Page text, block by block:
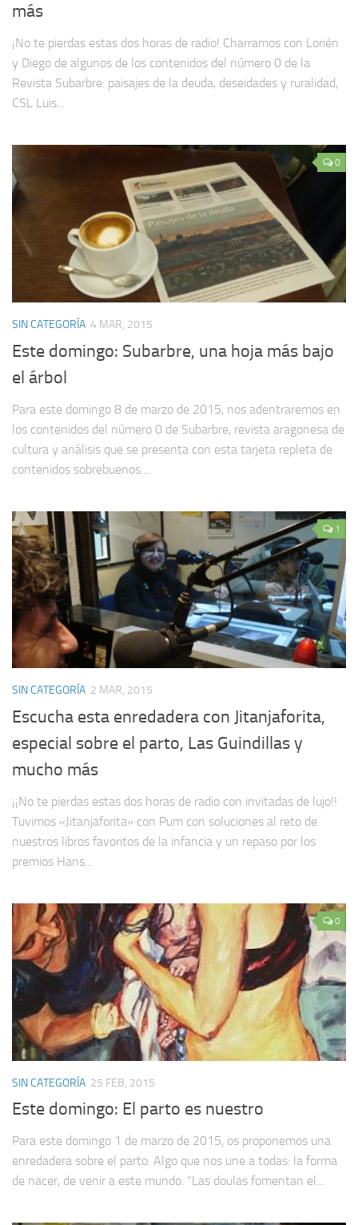
más
¡No te pierdas estas dos horas de radio! Charramos con Lorién
y Diego de algunos de los contenidos del número 0 de la
Revista Subarbre: paisajes de la deuda, deseidades y ruralidad,
CSL Luis...
0
SIN CATEGORÍA 4 MAR, 2015
Este domingo: Subarbre, una hoja más bajo
el árbol
Para este domingo 8 de marzo de 2015, nos adentraremos en
los contenidos del número 0 de Subarbre, revista aragonesa de
cultura y análisis que se presenta con esta tarjeta repleta de
contenidos sobrebuenos....
1
SIN CATEGORÍA 2 MAR, 2015
Escucha esta enredadera con Jitanjaforita,
especial sobre el parto, Las Guindillas y
mucho más
¡¡No te pierdas estas dos horas de radio con invitadas de lujo!!
Tuvimos «Jitanjaforita» con Pum con soluciones al reto de
nuestros libros favoritos de la infancia y un repaso por los
premios Hans...
0
SIN CATEGORÍA 25 FEB, 2015
Este domingo: El parto es nuestro
Para este domingo 1 de marzo de 2015, os proponemos una
enredadera sobre el parto. Algo que nos une a todas: la forma
de nacer, de venir a este mundo. “Las doulas fomentan el...